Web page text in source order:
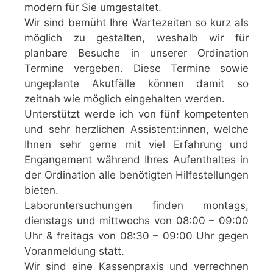
modern für Sie umgestaltet.
Wir sind bemüht Ihre Wartezeiten so kurz als
möglich zu gestalten, weshalb wir für
planbare Besuche in unserer Ordination
Termine vergeben. Diese Termine sowie
ungeplante Akutfälle können damit so
zeitnah wie möglich eingehalten werden.
Unterstützt werde ich von fünf kompetenten
und sehr herzlichen Assistent:innen, welche
Ihnen sehr gerne mit viel Erfahrung und
Engangement während Ihres Aufenthaltes in
der Ordination alle benötigten Hilfestellungen
bieten.
Laboruntersuchungen finden montags,
dienstags und mittwochs von 08:00 – 09:00
Uhr & freitags von 08:30 – 09:00 Uhr gegen
Voranmeldung statt.
Wir sind eine Kassenpraxis und verrechnen